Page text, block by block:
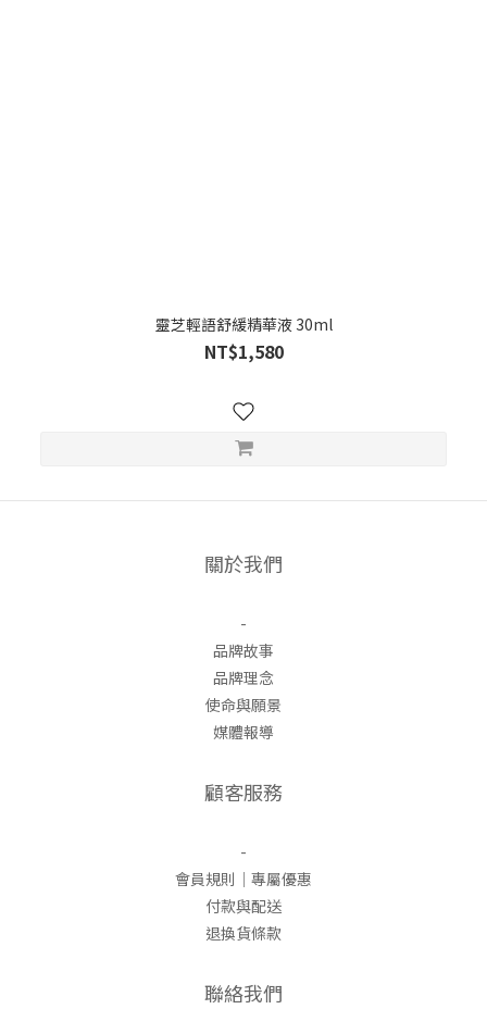
靈芝輕語舒緩精華液 30ml
NT$1,580
關於我們
-
品牌故事
品牌理念
使命與願景
媒體報導
顧客服務
-
會員規則｜專屬優惠
付款與配送
退換貨條款
聯絡我們